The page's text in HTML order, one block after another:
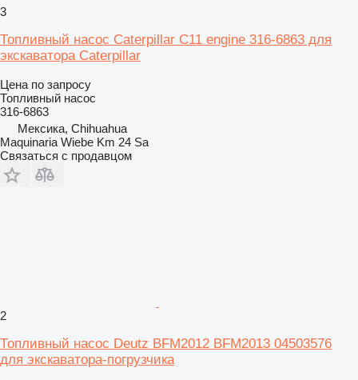
3
Топливный насос Caterpillar C11 engine 316-6863 для
экскаватора Caterpillar
Цена по запросу
Топливный насос
316-6863
Мексика, Chihuahua
Maquinaria Wiebe Km 24 Sa
Связаться с продавцом
2
Топливный насос Deutz BFM2012 BFM2013 04503576
для экскаватора-погрузчика